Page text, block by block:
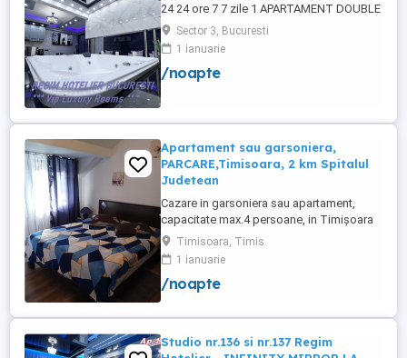
24 24 ore 7 7 zile 1 APARTAMENT DOUBLE
ROOMS de 5 stele Luxoasa cu un desing
unic si deosebit in Sector 3 Bucuresti .
APARTAMENTUL se alfa in Complex
Rezidential Nou . Acces Bariera
Sector 3, Bucuresti
1 ianuarie
/noapte
Apartament sau garsoniera,
PARCARE,Timisoara, 2 km Spitalul
Judetean
Cazare in garsoniera sau apartament,
capacitate max.4 persoane, in Timișoara
la 2 km de Spitalul Judetean. (la doua
strazi)de zona Calea Buziasului
Lic.Electrotimis si la 2 km de Mosnita
Noua Centura. PARCARE. Situat la et.1 al
+wifi , frigider, mașină spălat, ...
Timisoara, Timis
1 ianuarie
/noapte
Studio nr.136 si nr.137 Regim